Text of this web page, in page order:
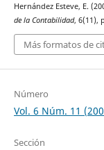
Hernández Esteve, E.
de la Contabilidad, 6(11),
Más formatos de
Número
Vol. 6 Núm. 11
Sección